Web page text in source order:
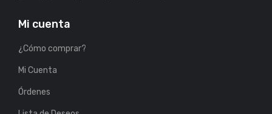
Mi cuenta
¿Cómo comprar?
Mi Cuenta
Órdenes